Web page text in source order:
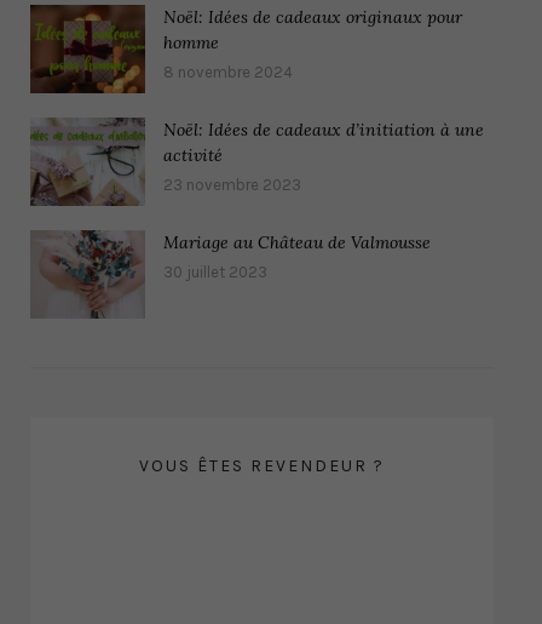
Noël: Idées de cadeaux originaux pour
homme
8 novembre 2024
Noël: Idées de cadeaux d’initiation à une
activité
23 novembre 2023
Mariage au Château de Valmousse
30 juillet 2023
VOUS ÊTES REVENDEUR ?